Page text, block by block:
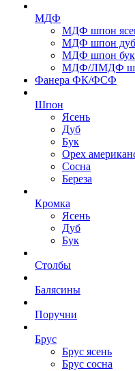
МДФ
МДФ шпон
МДФ шпон дуб
МДФ шпон бук
МДФ/ЛМДФ
Фанера ФК/ФСФ
Шпон
Ясень
Дуб
Бук
Орех
Сосна
Береза
Кромка
Ясень
Дуб
Бук
Столбы
Балясины
Поручни
Брус
Брус ясень
Брус сосна